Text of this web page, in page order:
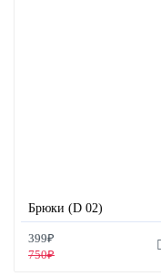
Брюки (D 02)
399₽
750₽